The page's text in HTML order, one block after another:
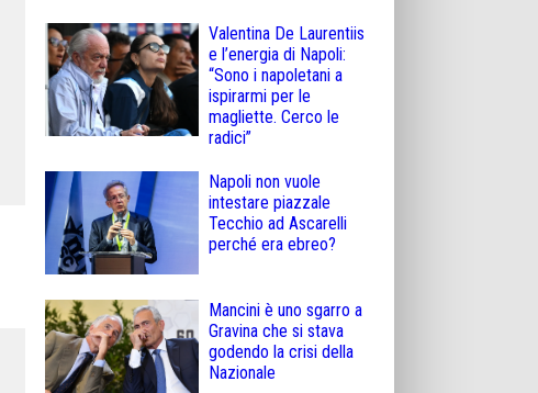
Valentina De Laurentiis
e l’energia di Napoli:
“Sono i napoletani a
ispirarmi per le
magliette. Cerco le
radici”
Napoli non vuole
intestare piazzale
Tecchio ad Ascarelli
perché era ebreo?
Mancini è uno sgarro a
Gravina che si stava
godendo la crisi della
Nazionale